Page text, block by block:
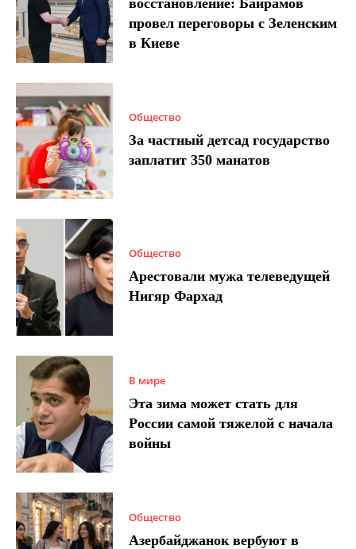
провел переговоры с Зеленским
в Киеве
Общество
За частный детсад государство
заплатит 350 манатов
Общество
Арестовали мужа телеведущей
Нигяр Фархад
В мире
Эта зима может стать для
России самой тяжелой с начала
войны
Общество
Азербайджанок вербуют в